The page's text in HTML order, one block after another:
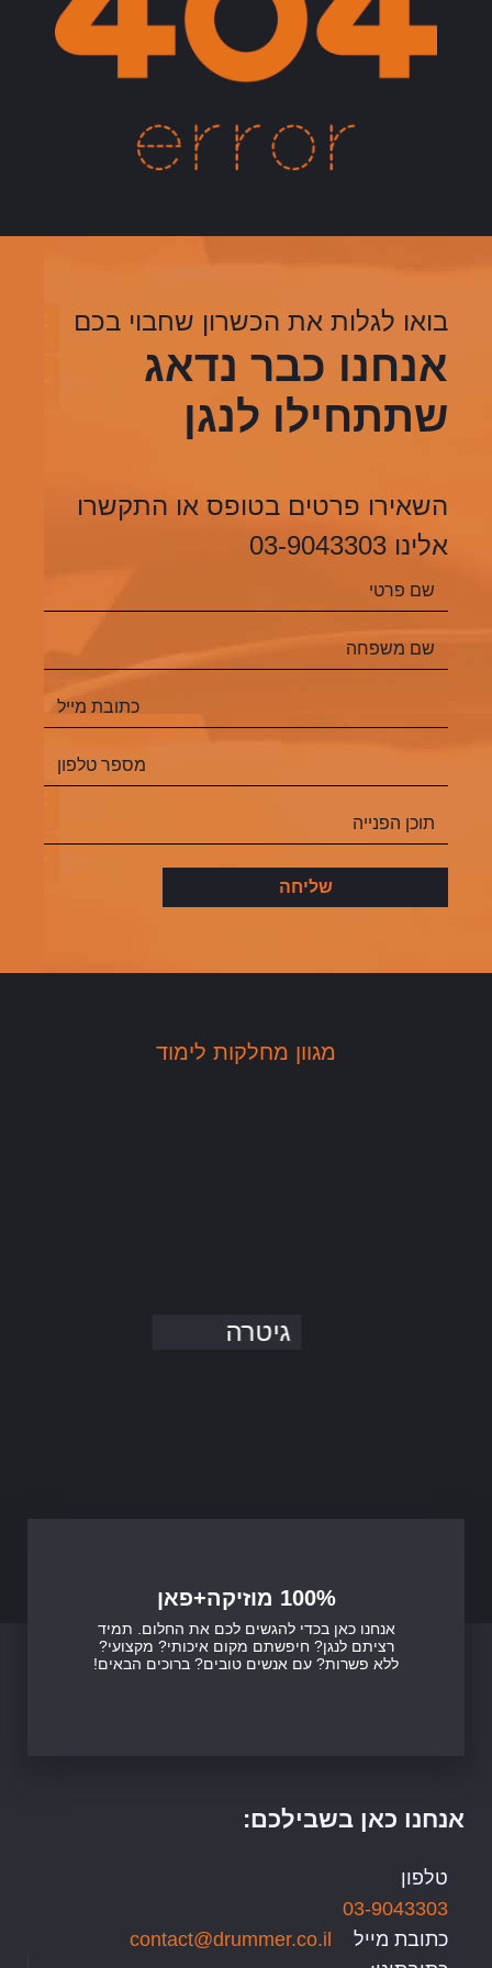
בואו לגלות את הכשרון שחבוי בכם
אנחנו כבר נדאג
שתתחילו לנגן
השאירו פרטים בטופס או התקשרו
אלינו 03-9043303
מגוון מחלקות לימוד
גיטרה
100% מוזיקה+פאן
אנחנו כאן בכדי להגשים לכם את החלום. תמיד
רציתם לנגן? חיפשתם מקום איכותי? מקצועי?
ללא פשרות? עם אנשים טובים? ברוכים הבאים!
אנחנו כאן בשבילכם:
טלפון
03-9043303
כתובת מייל
contact@drummer.co.il